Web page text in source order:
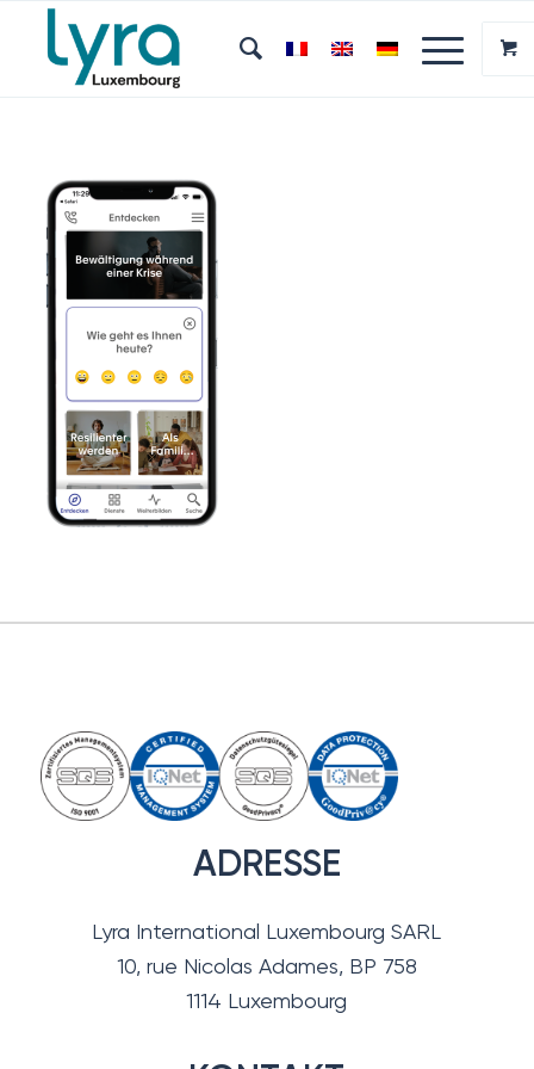
ADRESSE
Lyra International Luxembourg SARL
10, rue Nicolas Adames, BP 758
1114 Luxembourg